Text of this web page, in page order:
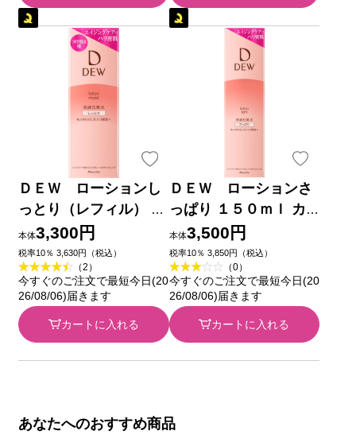
ＤＥＷ ローションし
っとり（レフィル） １
５０ｍｌ カネボウ化粧
品
本体3,300円
税率10％ 3,630円（税込）
（2）
今すぐのご注文で最短今日(20
26/08/06)届きます
カートに入れる
ＤＥＷ ローションさ
っぱり １５０ｍｌ カ
ネボウ化粧品
本体3,500円
税率10％ 3,850円（税込）
（0）
今すぐのご注文で最短今日(20
26/08/06)届きます
カートに入れる
あなたへのおすすめ商品